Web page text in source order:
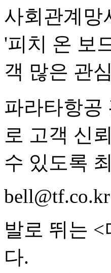
사회관계망
'피치 온 보
객 많은 관
파라타항공
로 고객 신
수 있도록
bell@tf.co.kr
발로 뛰는
다.